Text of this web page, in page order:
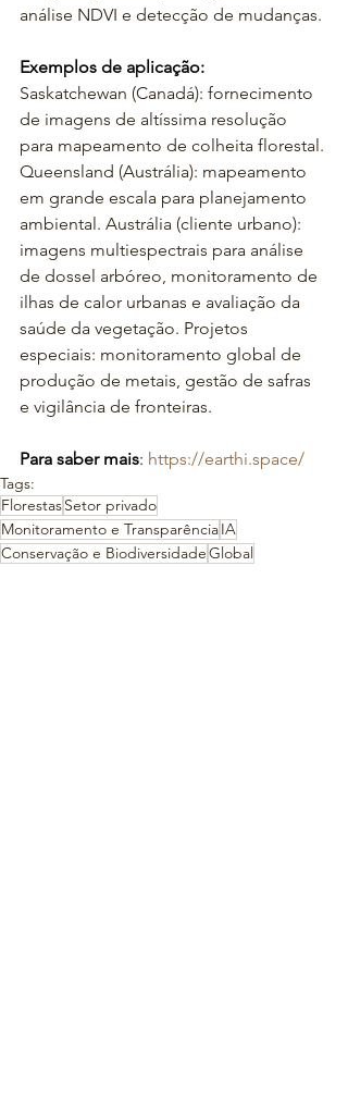
análise NDVI e detecção de mudanças.
Exemplos de aplicação:
Saskatchewan (Canadá): fornecimento
de imagens de altíssima resolução
para mapeamento de colheita florestal.
Queensland (Austrália): mapeamento
em grande escala para planejamento
ambiental. Austrália (cliente urbano):
imagens multiespectrais para análise
de dossel arbóreo, monitoramento de
ilhas de calor urbanas e avaliação da
saúde da vegetação. Projetos
especiais: monitoramento global de
produção de metais, gestão de safras
e vigilância de fronteiras.
Para saber mais: https://earthi.space/
Tags:
FlorestasSetor privado
Monitoramento e TransparênciaIA
Conservação e BiodiversidadeGlobal